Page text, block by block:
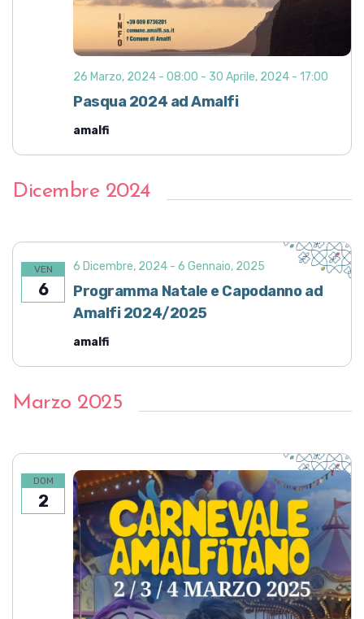
Pasqua 2024 ad Amalfi
26 Marzo, 2024 - 08:00 - 30 Aprile, 2024 - 17:00
amalfi
Dicembre 2024
VEN
6
Programma Natale e Capodanno ad
Amalfi 2024/2025
6 Dicembre, 2024 - 6 Gennaio, 2025
amalfi
Marzo 2025
DOM
2